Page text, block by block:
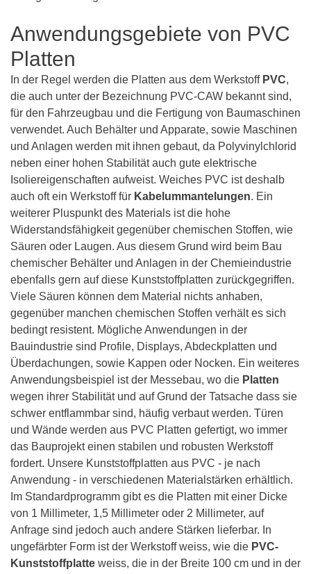
Anwendungsgebiete von PVC
Platten
In der Regel werden die Platten aus dem Werkstoff PVC,
die auch unter der Bezeichnung PVC-CAW bekannt sind,
für den Fahrzeugbau und die Fertigung von Baumaschinen
verwendet. Auch Behälter und Apparate, sowie Maschinen
und Anlagen werden mit ihnen gebaut, da Polyvinylchlorid
neben einer hohen Stabilität auch gute elektrische
Isoliereigenschaften aufweist. Weiches PVC ist deshalb
auch oft ein Werkstoff für Kabelummantelungen. Ein
weiterer Pluspunkt des Materials ist die hohe
Widerstandsfähigkeit gegenüber chemischen Stoffen, wie
Säuren oder Laugen. Aus diesem Grund wird beim Bau
chemischer Behälter und Anlagen in der Chemieindustrie
ebenfalls gern auf diese Kunststoffplatten zurückgegriffen.
Viele Säuren können dem Material nichts anhaben,
gegenüber manchen chemischen Stoffen verhält es sich
bedingt resistent. Mögliche Anwendungen in der
Bauindustrie sind Profile, Displays, Abdeckplatten und
Überdachungen, sowie Kappen oder Nocken. Ein weiteres
Anwendungsbeispiel ist der Messebau, wo die Platten
wegen ihrer Stabilität und auf Grund der Tatsache dass sie
schwer entflammbar sind, häufig verbaut werden. Türen
und Wände werden aus PVC Platten gefertigt, wo immer
das Bauprojekt einen stabilen und robusten Werkstoff
fordert. Unsere Kunststoffplatten aus PVC - je nach
Anwendung - in verschiedenen Materialstärken erhältlich.
Im Standardprogramm gibt es die Platten mit einer Dicke
von 1 Millimeter, 1,5 Millimeter oder 2 Millimeter, auf
Anfrage sind jedoch auch andere Stärken lieferbar. In
ungefärbter Form ist der Werkstoff weiss, wie die PVC-
Kunststoffplatte weiss, die in der Breite 100 cm und in der